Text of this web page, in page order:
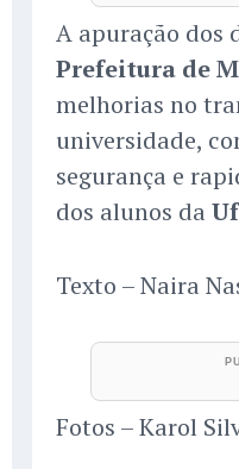
A apuração dos
Prefeitura de
melhorias no
universidade,
segurança e
dos alunos da
Texto – Naira
Fotos – Karol